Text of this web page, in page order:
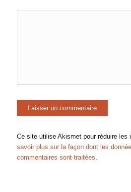
Ce site utilise Akismet pour réduire les
savoir plus sur la façon dont les
commentaires sont traitées.